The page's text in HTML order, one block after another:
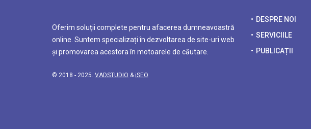
Oferim soluții complete pentru afacerea dumneavoastră
online. Suntem specializați în dezvoltarea de site-uri web
și promovarea acestora în motoarele de căutare.
© 2018 - 2025. VADSTUDIO & iSEO
DESPRE NOI
SERVICIILE
PUBLICAȚII